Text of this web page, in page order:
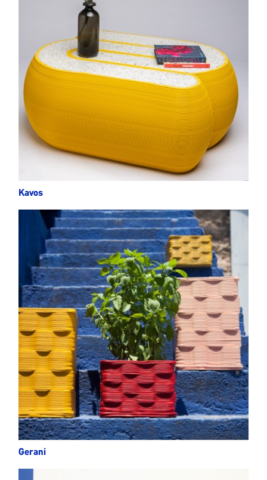
Kavos
Gerani